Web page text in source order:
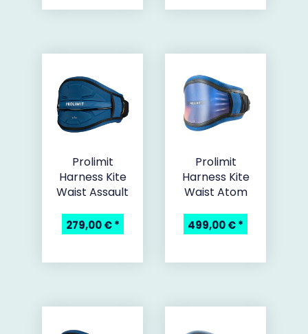
Prolimit
Harness Kite
Waist Assault
279,00 €*
Prolimit
Harness Kite
Waist Atom
499,00 €*